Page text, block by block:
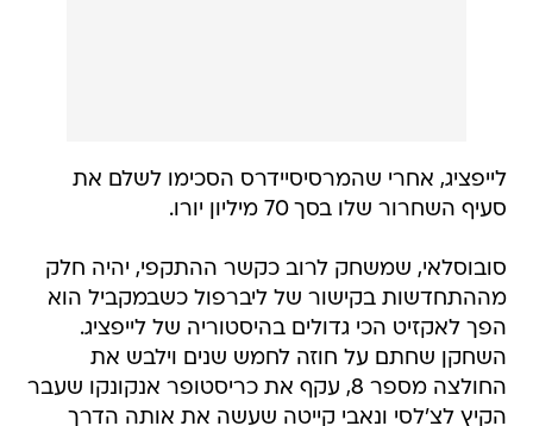
לייפציג, אחרי שהמרסיסיידרס הסכימו לשלם את
סעיף השחרור שלו בסך 70 מיליון יורו.
סובוסלאי, שמשחק לרוב כקשר ההתקפי, יהיה חלק
מההתחדשות בקישור של ליברפול כשבמקביל הוא
הפך לאקזיט הכי גדולים בהיסטוריה של לייפציג.
השחקן שחתם על חוזה לחמש שנים וילבש את
החולצה מספר 8, עקף את כריסטופר אנקונקו שעבר
הקיץ לצ'לסי ונאבי קייטה שעשה את אותה הדרך